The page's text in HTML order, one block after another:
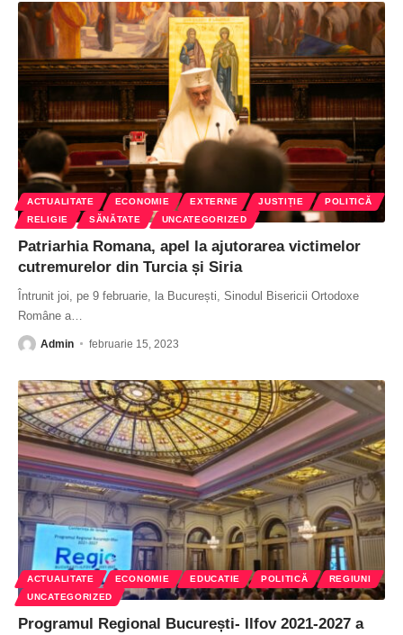
ACTUALITATE ECONOMIE EXTERNE JUSTIȚIE
POLITICĂ
RELIGIE
SĂNĂTATE UNCATEGORIZED
Patriarhia Romana, apel la ajutorarea victimelor
cutremurelor din Turcia și Siria
Întrunit joi, pe 9 februarie, la București, Sinodul Bisericii Ortodoxe
Române a
Admin februarie 15, 2023
ACTUALITATE ECONOMIE EDUCATIE POLITICĂ
REGIUNI
UNCATEGORIZED
Programul Regional București- Ilfov 2021-2027 a